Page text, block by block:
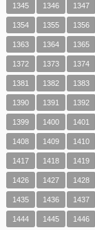
1345 1346 1347
1354 1355 1356
1363 1364 1365
1372 1373 1374
1381 1382 1383
1390 1391 1392
1399 1400 1401
1408 1409 1410
1417 1418 1419
1426 1427 1428
1435 1436 1437
1444 1445 1446